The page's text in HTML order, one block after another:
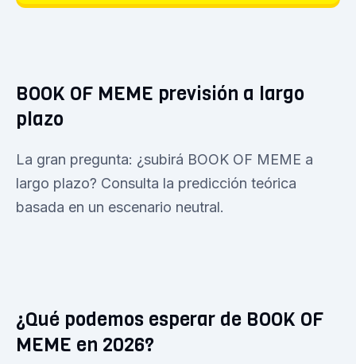
BOOK OF MEME previsión a largo
plazo
La gran pregunta: ¿subirá BOOK OF MEME a
largo plazo? Consulta la predicción teórica
basada en un escenario neutral.
¿Qué podemos esperar de BOOK OF
MEME en 2026?